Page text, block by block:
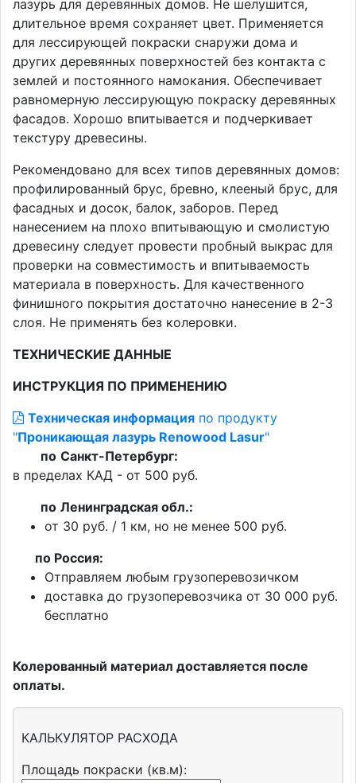
лазурь для деревянных домов. Не шелушится,
длительное время сохраняет цвет. Применяется
для лессирующей покраски снаружи дома и
других деревянных поверхностей без контакта с
землей и постоянного намокания. Обеспечивает
равномерную лессирующую покраску деревянных
фасадов. Хорошо впитывается и подчеркивает
текстуру древесины.
Рекомендовано для всех типов деревянных домов:
профилированный брус, бревно, клееный брус, для
фасадных и досок, балок, заборов. Перед
нанесением на плохо впитывающую и смолистую
древесину следует провести пробный выкрас для
проверки на совместимость и впитываемость
материала в поверхность. Для качественного
финишного покрытия достаточно нанесение в 2-3
слоя. Не применять без колеровки.
ТЕХНИЧЕСКИЕ ДАННЫЕ
ИНСТРУКЦИЯ ПО ПРИМЕНЕНИЮ
Техническая информация по продукту
"Проникающая лазурь Renowood Lasur"
по Санкт-Петербург:
в пределах КАД - от 500 руб.
по Ленинградская обл.:
от 30 руб. / 1 км, но не менее 500 руб.
по Россия:
Отправляем любым грузоперевозичком
доставка до грузоперевозчика от 30 000 руб.
бесплатно
Колерованный материал доставляется после
оплаты.
КАЛЬКУЛЯТОР РАСХОДА
Площадь покраски (кв.м):